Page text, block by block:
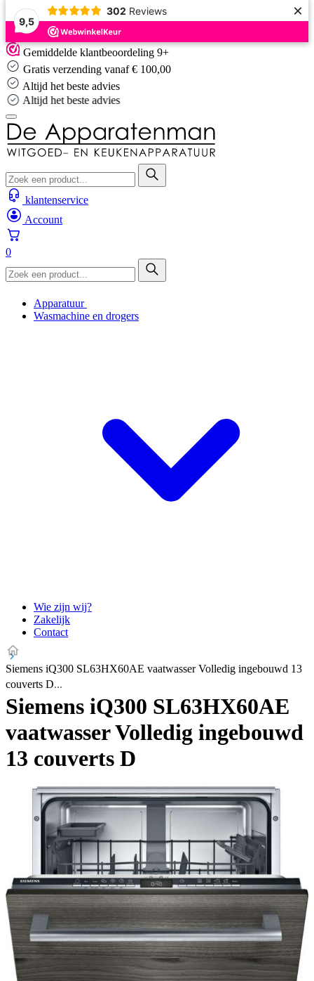
9,5
302 Reviews ×
Skip
to
content
Gemiddelde klantbeoordeling 9+
Gratis verzending vanaf € 100,00
Altijd het beste advies
Altijd het beste advies
klantenservice
Account
0
Apparatuur
Wasmachine en drogers
Wie zijn wij?
Zakelijk
Contact
Siemens iQ300 SL63HX60AE vaatwasser Volledig ingebouwd 13
couverts D
Siemens iQ300 SL63HX60AE
vaatwasser Volledig ingebouwd
13 couverts D